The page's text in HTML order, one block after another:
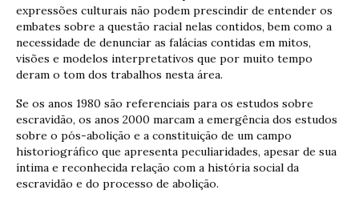
expressões culturais não podem prescindir de entender os
embates sobre a questão racial nelas contidos, bem como a
necessidade de denunciar as falácias contidas em mitos,
visões e modelos interpretativos que por muito tempo
deram o tom dos trabalhos nesta área.
Se os anos 1980 são referenciais para os estudos sobre
escravidão, os anos 2000 marcam a emergência dos estudos
sobre o pós-abolição e a constituição de um campo
historiográfico que apresenta peculiaridades, apesar de sua
íntima e reconhecida relação com a história social da
escravidão e do processo de abolição.